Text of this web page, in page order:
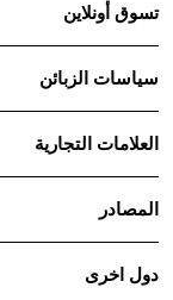
تسوق أونلاين
سياسات الزبائن
العلامات التجارية
المصادر
دول اخرى